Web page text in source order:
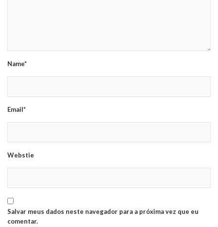
Name*
Email*
Webstie
Salvar meus dados neste navegador para a próxima vez que eu
comentar.